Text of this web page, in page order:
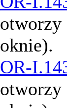
otworzy
oknie).
OR-
otworzy